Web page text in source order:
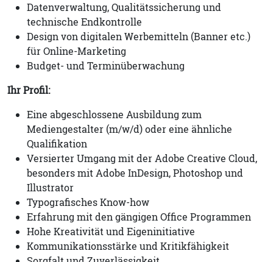
Datenverwaltung, Qualitätssicherung und
technische Endkontrolle
Design von digitalen Werbemitteln (Banner etc.)
für Online-Marketing
Budget- und Terminüberwachung
Ihr Profil:
Eine abgeschlossene Ausbildung zum
Mediengestalter (m/w/d) oder eine ähnliche
Qualifikation
Versierter Umgang mit der Adobe Creative Cloud,
besonders mit Adobe InDesign, Photoshop und
Illustrator
Typografisches Know-how
Erfahrung mit den gängigen Office Programmen
Hohe Kreativität und Eigeninitiative
Kommunikationsstärke und Kritikfähigkeit